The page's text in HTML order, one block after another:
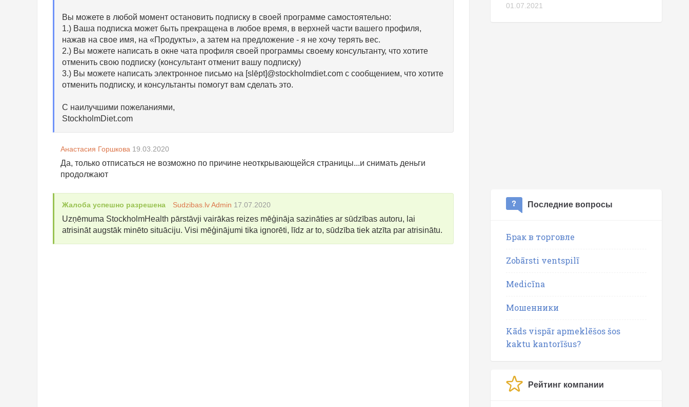
Вы можете в любой момент остановить подписку в своей программе самостоятельно:
1.) Ваша подписка может быть прекращена в любое время, в верхней части вашего профиля,
нажав на свое имя, на «Продукты», а затем на предложение - я не хочу терять вес.
2.) Вы можете написать в окне чата профиля своей программы своему консультанту, что хотите
отменить свою подписку (консультант отменит вашу подписку)
3.) Вы можете написать электронное письмо на [slēpt]@stockholmdiet.com с сообщением, что хотите
отменить подписку, и консультанты помогут вам сделать это.
С наилучшими пожеланиями,
StockholmDiet.com
Анастасия Горшкова 19.03.2020
Да, только отписаться не возможно по причине неоткрывающейся страницы...и снимать деньги
продолжают
Жалоба успешно разрешена Sudzibas.lv Admin 17.07.2020
Uzņēmuma StockholmHealth pārstāvji vairākas reizes mēģināja sazināties ar sūdzības autoru, lai
atrisināt augstāk minēto situāciju. Visi mēģinājumi tika ignorēti, līdz ar to, sūdzība tiek atzīta par atrisinātu.
01.07.2021
Последние вопросы
Брак в торговле
Zobārsti ventspilī
Medicīna
Мошенники
Kāds vispār apmeklēšos šos
kaktu kantorīšus?
Рейтинг компании